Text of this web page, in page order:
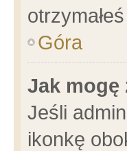
Góra
Jak mogę
Jeśli
ikonkę